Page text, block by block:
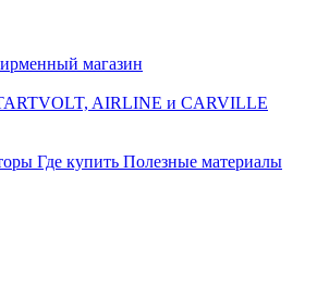
магазин
AIRLINE и CARVILLE
Где купить Полезные материалы